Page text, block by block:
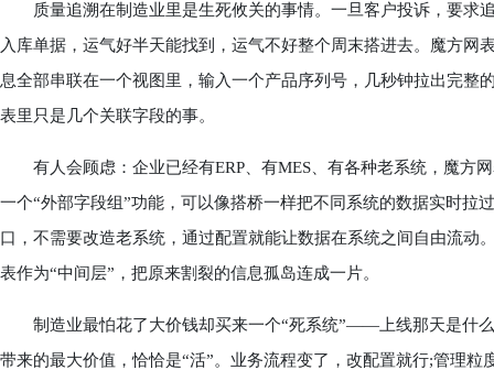
质量追溯在制造业里是生死攸关的事情。一旦客户投诉，要求
入库单据，运气好半天能找到，运气不好整个周末搭进去。魔方
息全部串联在一个视图里，输入一个产品序列号，几秒钟拉出完整
表里只是几个关联字段的事。
有人会顾虑：企业已经有ERP、有MES、有各种老系统，魔方
一个“外部字段组”功能，可以像搭桥一样把不同系统的数据实时拉
口，不需要改造老系统，通过配置就能让数据在系统之间自由流动
表作为“中间层”，把原来割裂的信息孤岛连成一片。
制造业最怕花了大价钱却买来一个“死系统”——上线那天是什么
带来的最大价值，恰恰是“活”。业务流程变了，改配置就行;管理